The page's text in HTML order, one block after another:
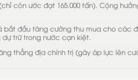
còn ước đạt 165.000 tấn). Cộng
đầu tăng cường thu mua cho các
dự trữ trong nước cạn kiệt.
thẳng địa chính trị (gây áp lực lên